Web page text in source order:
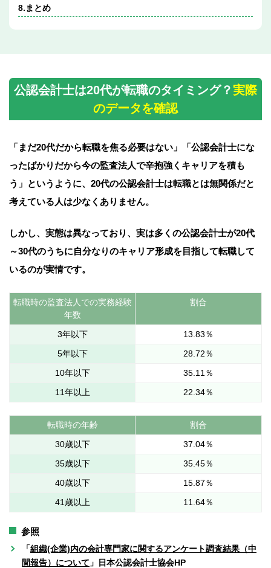
8. まとめ
公認会計士は20代が転職のタイミング？実際
のデータを確認
「まだ20代だから転職を焦る必要はない」
「公認会計士にな
ったばかりだから今の監査法人で辛抱強くキャリアを積も
う」 というように、20代の公認会計士は転職とは無関係だと
考えている人は少なくありません。
しかし、実態は異なっており、実は多くの公認会計士が20代
～30代のうちに自分なりのキャリア形成を目指して転職して
いるのが実情です。
転職時の監査法人での実務経験
年数
割合
3年以下
13.83％
5年以下
28.72％
10年以下
35.11％
11年以上
22.34％
転職時の年齢
割合
30歳以下
37.04％
35歳以下
35.45％
40歳以下
15.87％
41歳以上
11.64％
参照
「組織(企業)内の会計専門家に関するアンケート調査結果（中
間報告）について 」日本公認会計士協会HP